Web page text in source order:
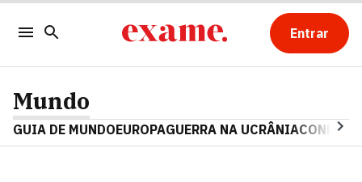
Entrar
Mundo
GUIA DE MUNDOEUROPAGUERRA NA UCRÂNIA